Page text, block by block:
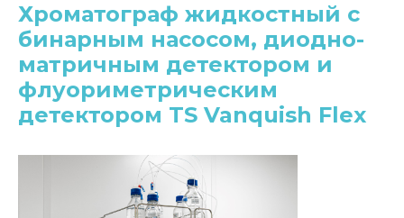
Хроматограф жидкостный с
бинарным насосом, диодно-
матричным детектором и
флуориметрическим
детектором TS Vanquish Flex